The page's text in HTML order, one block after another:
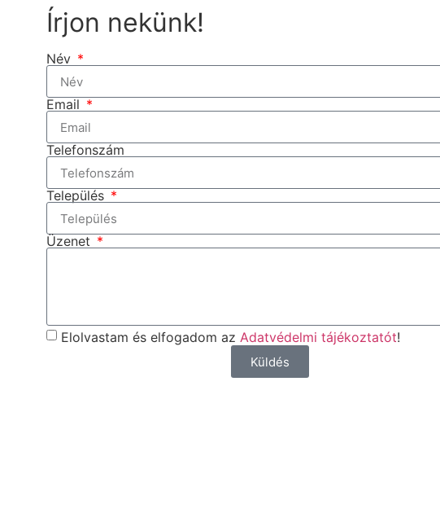
Írjon nekünk!
Név
Email
Telefonszám
Település
Üzenet
Elolvastam és elfogadom az Adatvédelmi tájékoztatót!
Küldés